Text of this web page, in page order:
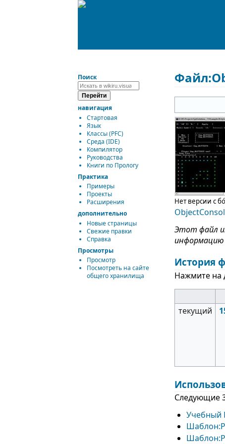
Нет версии с
Этот файл
История
Нажмите на
текущий
Следующие
Учебный
Поиск
навигация
Стартовая
Язык
Классы (PFC)
Среда (IDE)
Компилятор
Руководства
Книги по Прологу
Практика
Примеры
Проекты
Расширения
дополнительно
Новые страницы
Свежие правки
Справка
Просмотры
Просмотр
Посмотреть на сайте
общего хранилища